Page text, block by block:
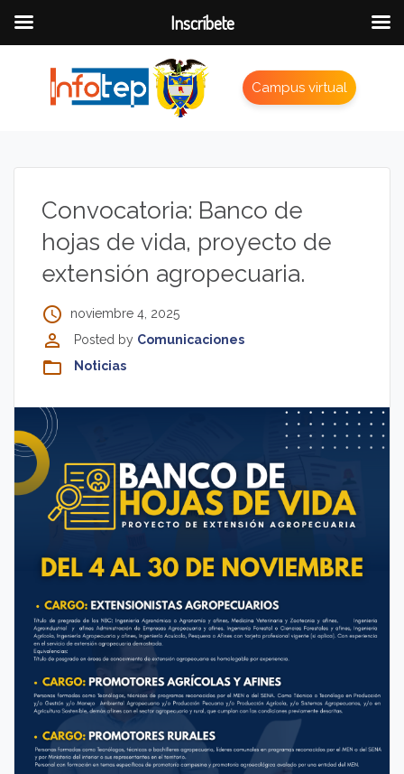
Campus virtual
Convocatoria: Banco de
hojas de vida, proyecto de
extensión agropecuaria.
access_time noviembre 4, 2025
perm_identity Posted by Comunicaciones
folder_open Noticias
Inscríbete